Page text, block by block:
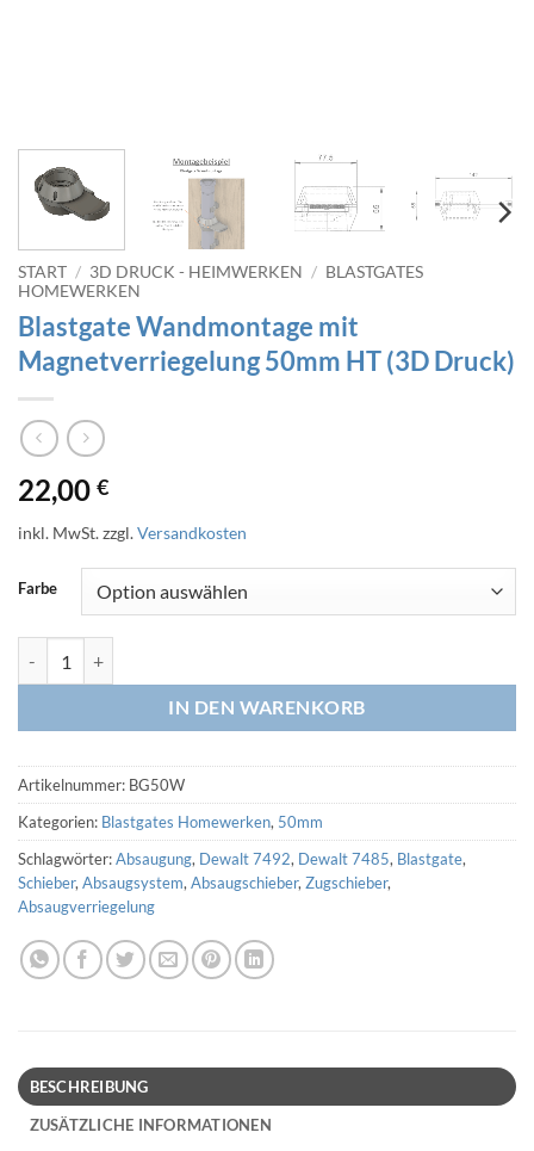
START / 3D DRUCK - HEIMWERKEN / BLASTGATES
HOMEWERKEN
Blastgate Wandmontage mit
Magnetverriegelung 50mm HT (3D Druck)
22,00 €
inkl. MwSt.zzgl.Versandkosten
Farbe
IN DEN WARENKORB
Artikelnummer: BG50W
Kategorien: Blastgates Homewerken, 50mm
Schlagwörter:Absaugung, Dewalt 7492, Dewalt 7485, Blastgate,
Schieber,Absaugsystem,Absaugschieber,Zugschieber,
Absaugverriegelung
BESCHREIBUNG
ZUSÄTZLICHE INFORMATIONEN